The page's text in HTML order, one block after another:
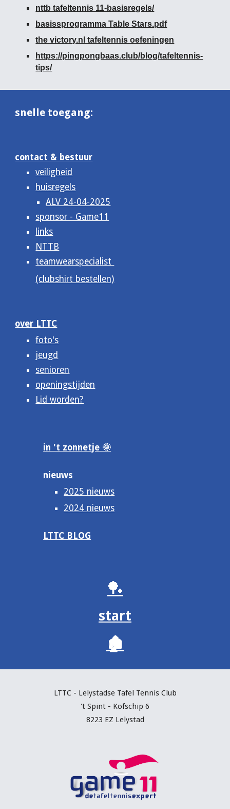
nttb tafeltennis 11-basisregels/
basissprogramma Table Stars.pdf
the victory.nl tafeltennis oefeningen
https://pingpongbaas.club/blog/tafeltennis-
tips/
snelle toegang:
contact & bestuur
veiligheid
huisregels
ALV 24-04-2025
sponsor - Game11
links
NTTB
teamwearspecialist
(clubshirt bestellen)
over LTTC
foto's
jeugd
senioren
openingstijden
Lid worden?
in 't zonnetje 🌞
nieuws
2025 nieuws
2024 nieuws
LTTC BLOG
🏓
start
🏚️
LTTC - Lelystadse Tafel Tennis Club
't Spint - Kofschip 6
8223 EZ Lelystad